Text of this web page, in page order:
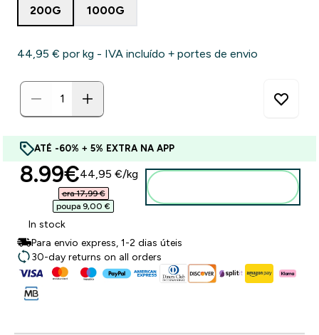
200G 1000G
44,95 €‎ por kg - IVA incluído + portes de envio
ATÉ -60% + 5% EXTRA NA APP
discounted price
8.99€‎44,95 €‎/kg
era 17,99 €‎
poupa 9,00 €‎
In stock
Para envio express, 1-2 dias úteis
30-day returns on all orders